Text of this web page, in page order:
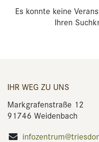
Es konnte keine
Ihren
IHR WEG ZU UNS
Markgrafenstraße 12
91746 Weidenbach